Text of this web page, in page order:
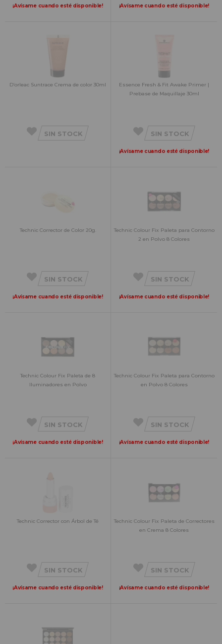
¡Avísame cuando esté disponible! ¡Avísame cuando esté disponible!
D’orleac Suntrace Crema de color 30ml
SIN STOCK
Essence Fresh & Fit Awake Primer |
Prebase de Maquillaje 30ml
SIN STOCK
¡Avísame cuando esté disponible!
Technic Corrector de Color 20g.
SIN STOCK
¡Avísame cuando esté disponible!
Technic Colour Fix Paleta para Contorno
2 en Polvo 8 Colores
SIN STOCK
¡Avísame cuando esté disponible!
Technic Colour Fix Paleta de 8
Iluminadores en Polvo
SIN STOCK
¡Avísame cuando esté disponible!
Technic Colour Fix Paleta para Contorno
en Polvo 8 Colores
SIN STOCK
¡Avísame cuando esté disponible!
Technic Corrector con Árbol de Té
SIN STOCK
¡Avísame cuando esté disponible!
Technic Colour Fix Paleta de Correctores
en Crema 8 Colores
SIN STOCK
¡Avísame cuando esté disponible!